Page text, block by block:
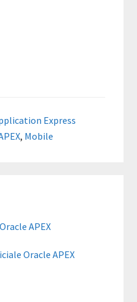
Express
, Mobile
APEX
Oracle APEX